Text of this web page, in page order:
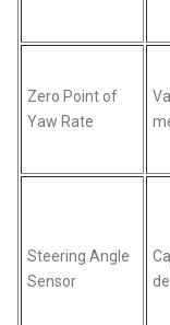
Zero Point of
Yaw Rate
Steering Angle
Sensor